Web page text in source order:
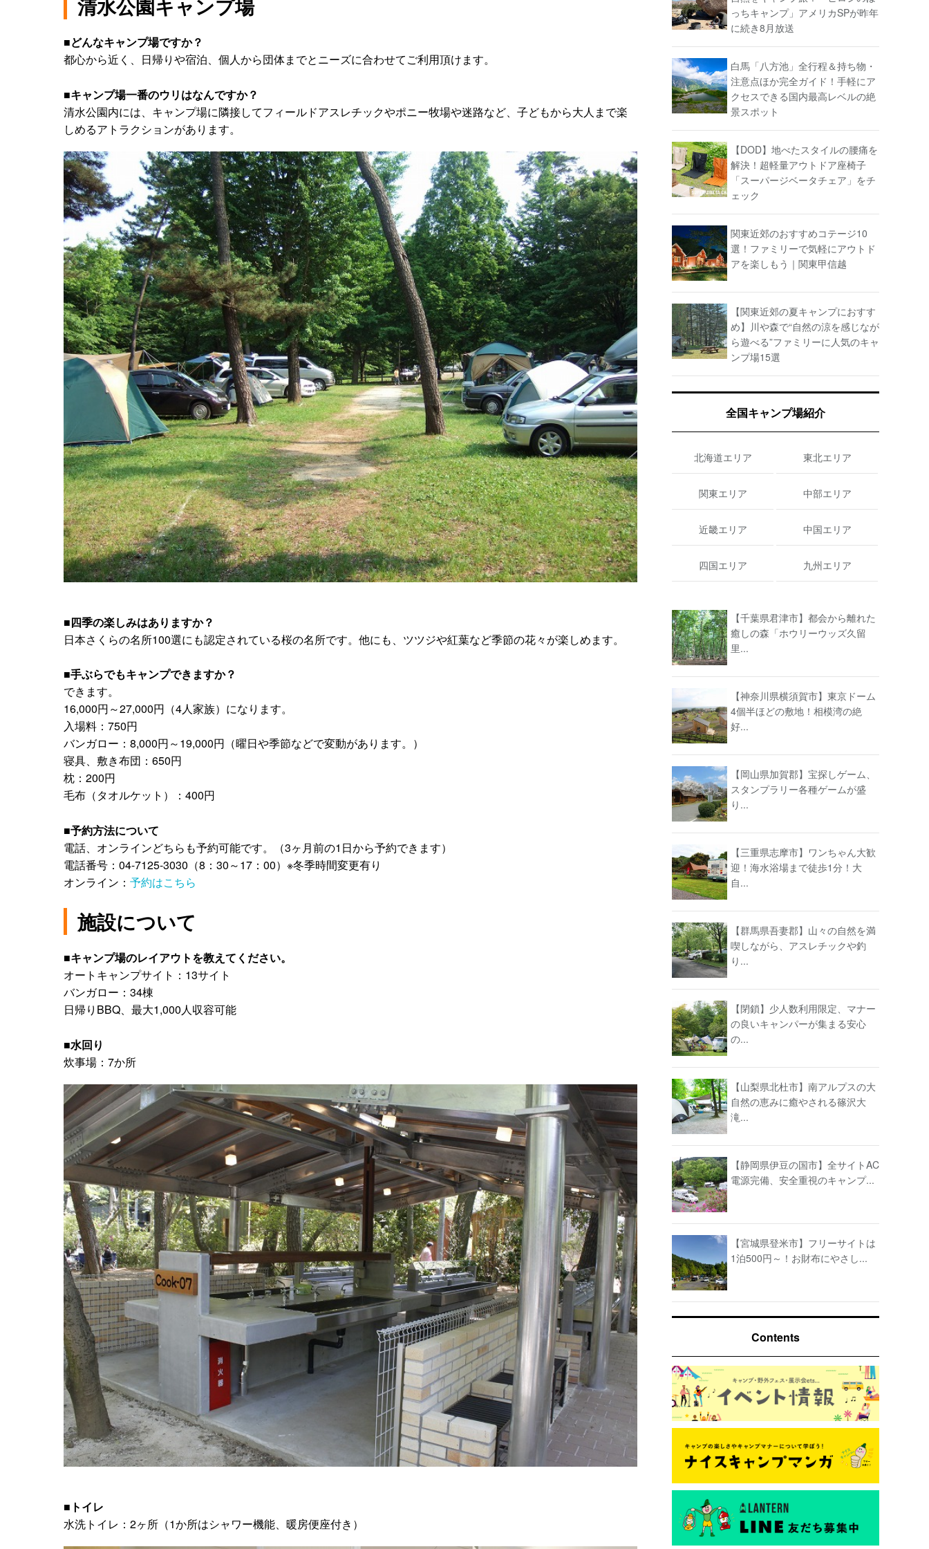
清水公園キャンプ場
■どんなキャンプ場ですか？
都心から近く、日帰りや宿泊、個人から団体までとニーズに合わせてご利用頂けます。
■キャンプ場一番のウリはなんですか？
清水公園内には、キャンプ場に隣接してフィールドアスレチックやポニー牧場や迷路など、子どもから大人まで楽
しめるアトラクションがあります。
■四季の楽しみはありますか？
日本さくらの名所100選にも認定されている桜の名所です。他にも、ツツジや紅葉など季節の花々が楽しめます。
■手ぶらでもキャンプできますか？
できます。
16,000円～27,000円（4人家族）になります。
入場料：750円
バンガロー：8,000円～19,000円（曜日や季節などで変動があります。）
寝具、敷き布団：650円
枕：200円
毛布（タオルケット）：400円
■予約方法について
電話、オンラインどちらも予約可能です。（3ヶ月前の1日から予約できます）
電話番号：04-7125-3030（8：30～17：00）※冬季時間変更有り
オンライン： 予約はこちら
施設について
■キャンプ場のレイアウトを教えてください。
オートキャンプサイト：13サイト
バンガロー：34棟
日帰りBBQ、最大1,000人収容可能
■水回り
炊事場：7か所
■トイレ
水洗トイレ：2ヶ所（1か所はシャワー機能、暖房便座付き）
っちキャンプ」アメリカSPが昨年
に続き8月放送
白馬「八方池」全行程＆持ち物・
注意点ほか完全ガイド！手軽にア
クセスできる国内最高レベルの絶
景スポット
【DOD】地べたスタイルの腰痛を
解決！超軽量アウトドア座椅子
「スーパージベータチェア」をチ
ェック
関東近郊のおすすめコテージ10
選！ファミリーで気軽にアウトド
アを楽しもう｜関東甲信越
【関東近郊の夏キャンプにおすす
め】川や森で“自然の涼を感じなが
ら遊べる”ファミリーに人気のキャ
ンプ場15選
全国キャンプ場紹介
北海道エリア 東北エリア
関東エリア 中部エリア
近畿エリア 中国エリア
四国エリア 九州エリア
【千葉県君津市】都会から離れた
癒しの森「ホウリーウッズ久留
里...
【神奈川県横須賀市】東京ドーム
4個半ほどの敷地！相模湾の絶
好...
【岡山県加賀郡】宝探しゲーム、
スタンプラリー各種ゲームが盛
り...
【三重県志摩市】ワンちゃん大歓
迎！海水浴場まで徒歩1分！大
自...
【群馬県吾妻郡】山々の自然を満
喫しながら、アスレチックや釣
り...
【閉鎖】少人数利用限定、マナー
の良いキャンパーが集まる安心
の...
【山梨県北杜市】南アルプスの大
自然の恵みに癒やされる篠沢大
滝...
【静岡県伊豆の国市】全サイトAC
電源完備、安全重視のキャンプ...
【宮城県登米市】フリーサイトは
1泊500円～！お財布にやさし...
Contents